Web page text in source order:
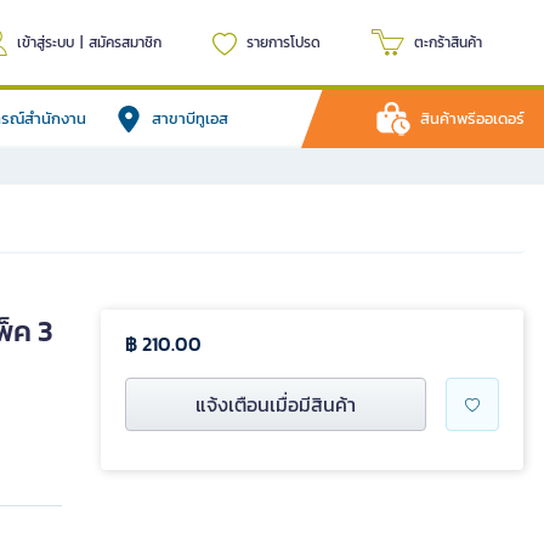
เข้าสู่ระบบ | สมัครสมาชิก รายการโปรด ตะกร้าสินค้า
รณ์สำนักงาน สาขาบีทูเอส สินค้าพรีออเดอร์
ค 3
฿ 210.00
แจ้งเตือนเมื่อมีสินค้า